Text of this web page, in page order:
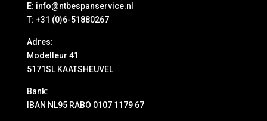
E: info@ntbespanservice.nl
T: +31 (0)6-51880267
Adres:
Modelleur 41
5171SL KAATSHEUVEL
Bank:
IBAN NL95 RABO 0107 1179 67